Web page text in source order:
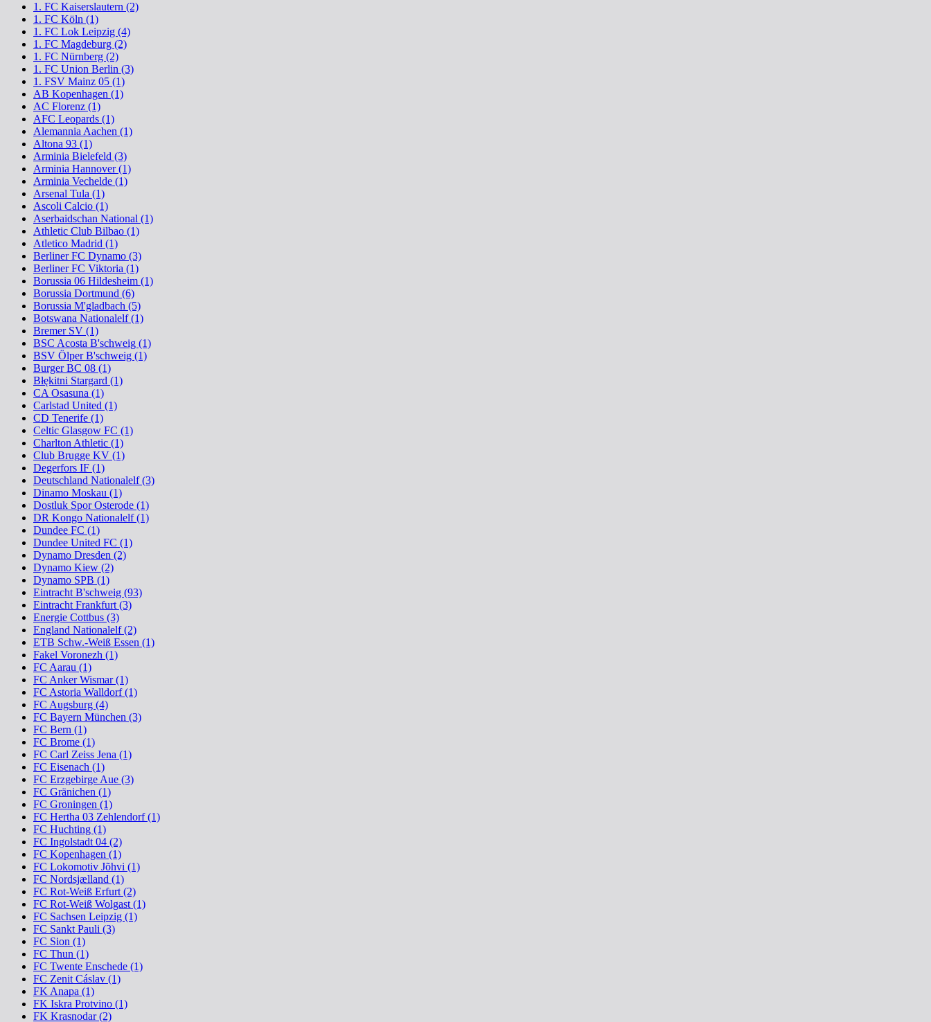
1. FC Kaiserslautern (2)
1. FC Köln (1)
1. FC Lok Leipzig (4)
1. FC Magdeburg (2)
1. FC Nürnberg (2)
1. FC Union Berlin (3)
1. FSV Mainz 05 (1)
AB Kopenhagen (1)
AC Florenz (1)
AFC Leopards (1)
Alemannia Aachen (1)
Altona 93 (1)
Arminia Bielefeld (3)
Arminia Hannover (1)
Arminia Vechelde (1)
Arsenal Tula (1)
Ascoli Calcio (1)
Aserbaidschan National (1)
Athletic Club Bilbao (1)
Atletico Madrid (1)
Berliner FC Dynamo (3)
Berliner FC Viktoria (1)
Borussia 06 Hildesheim (1)
Borussia Dortmund (6)
Borussia M'gladbach (5)
Botswana Nationalelf (1)
Bremer SV (1)
BSC Acosta B'schweig (1)
BSV Ölper B'schweig (1)
Burger BC 08 (1)
Błękitni Stargard (1)
CA Osasuna (1)
Carlstad United (1)
CD Tenerife (1)
Celtic Glasgow FC (1)
Charlton Athletic (1)
Club Brugge KV (1)
Degerfors IF (1)
Deutschland Nationalelf (3)
Dinamo Moskau (1)
Dostluk Spor Osterode (1)
DR Kongo Nationalelf (1)
Dundee FC (1)
Dundee United FC (1)
Dynamo Dresden (2)
Dynamo Kiew (2)
Dynamo SPB (1)
Eintracht B'schweig (93)
Eintracht Frankfurt (3)
Energie Cottbus (3)
England Nationalelf (2)
ETB Schw.-Weiß Essen (1)
Fakel Voronezh (1)
FC Aarau (1)
FC Anker Wismar (1)
FC Astoria Walldorf (1)
FC Augsburg (4)
FC Bayern München (3)
FC Bern (1)
FC Brome (1)
FC Carl Zeiss Jena (1)
FC Eisenach (1)
FC Erzgebirge Aue (3)
FC Gränichen (1)
FC Groningen (1)
FC Hertha 03 Zehlendorf (1)
FC Huchting (1)
FC Ingolstadt 04 (2)
FC Kopenhagen (1)
FC Lokomotiv Jõhvi (1)
FC Nordsjælland (1)
FC Rot-Weiß Erfurt (2)
FC Rot-Weiß Wolgast (1)
FC Sachsen Leipzig (1)
FC Sankt Pauli (3)
FC Sion (1)
FC Thun (1)
FC Twente Enschede (1)
FC Zenit Cáslav (1)
FK Anapa (1)
FK Iskra Protvino (1)
FK Krasnodar (2)